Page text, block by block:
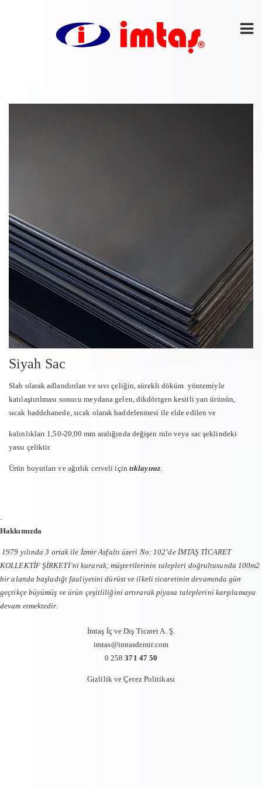
Siyah Sac
Slab olarak adlandırılan ve sıvı çeliğin, sürekli döküm yöntemiyle
katılaştırılması sonucu meydana gelen, dikdörtgen kesitli yarı ürünün,
sıcak haddehanede, sıcak olarak haddelenmesi ile elde edilen ve
kalınlıkları 1,50-20,00 mm aralığında değişen rulo veya sac şeklindeki
yassı çeliktir.
Ürün boyutları ve ağırlık cetveli için tıklayınız.
.
Hakkımızda
1979 yılında 3 ortak ile İzmir Asfaltı üzeri No: 102’de İMTAŞ TİCARET
KOLLEKTİF ŞİRKETİ’ni kurarak; müşterilerinin talepleri doğrultusunda 100m2
bir alanda başladığı faaliyetini dürüst ve ilkeli ticaretinin devamında gün
geçtikçe büyümüş ve ürün çeşitliliğini artırarak piyasa taleplerini karşılamaya
devam etmektedir.
İmtaş İç ve Dış Ticaret A. Ş.
imtas@imtasdemir.com
0 258371 47 50
Gizlilik ve Çerez Politikası